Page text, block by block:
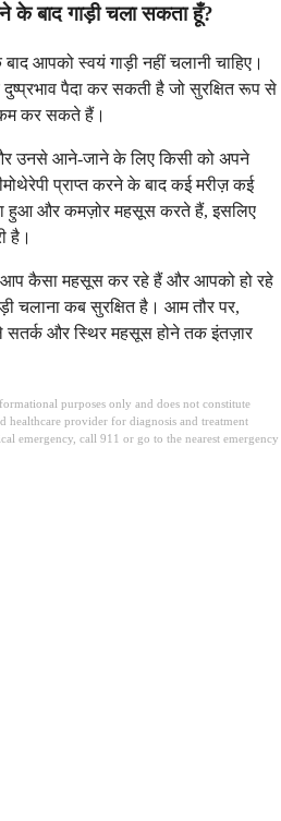
के बाद गाड़ी चला सकता हूँ?
आपको स्वयं गाड़ी नहीं चलानी चाहिए।
पैदा कर सकती है जो सुरक्षित रूप से
कम कर सकते हैं।
उनसे आने-जाने के लिए किसी को अपने
प्राप्त करने के बाद कई मरीज़ कई
हुआ और कमज़ोर महसूस करते हैं, इसलिए
है।
आप कैसा महसूस कर रहे हैं और आपको हो रहे
चलाना कब सुरक्षित है। आम तौर पर,
और स्थिर महसूस होने तक इंतज़ार
purposes only and does not constitute
healthcare provider for diagnosis and treatment
emergency, call 911 or go to the nearest emergency